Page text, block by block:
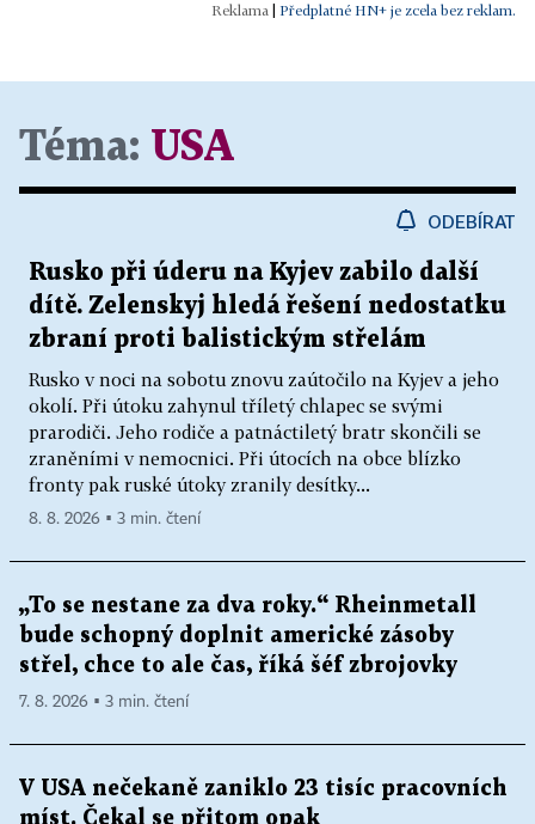
Předplatné HN+ je zcela bez reklam.
Téma: USA
ODEBÍRAT
Rusko při úderu na Kyjev zabilo další
dítě. Zelenskyj hledá řešení nedostatku
zbraní proti balistickým střelám
Rusko v noci na sobotu znovu zaútočilo na Kyjev a jeho
okolí. Při útoku zahynul tříletý chlapec se svými
prarodiči. Jeho rodiče a patnáctiletý bratr skončili se
zraněními v nemocnici. Při útocích na obce blízko
fronty pak ruské útoky zranily desítky...
8. 8. 2026 ▪ 3 min. čtení
„To se nestane za dva roky.“ Rheinmetall
bude schopný doplnit americké zásoby
střel, chce to ale čas, říká šéf zbrojovky
7. 8. 2026 ▪ 3 min. čtení
V USA nečekaně zaniklo 23 tisíc pracovních
míst. Čekal se přitom opak